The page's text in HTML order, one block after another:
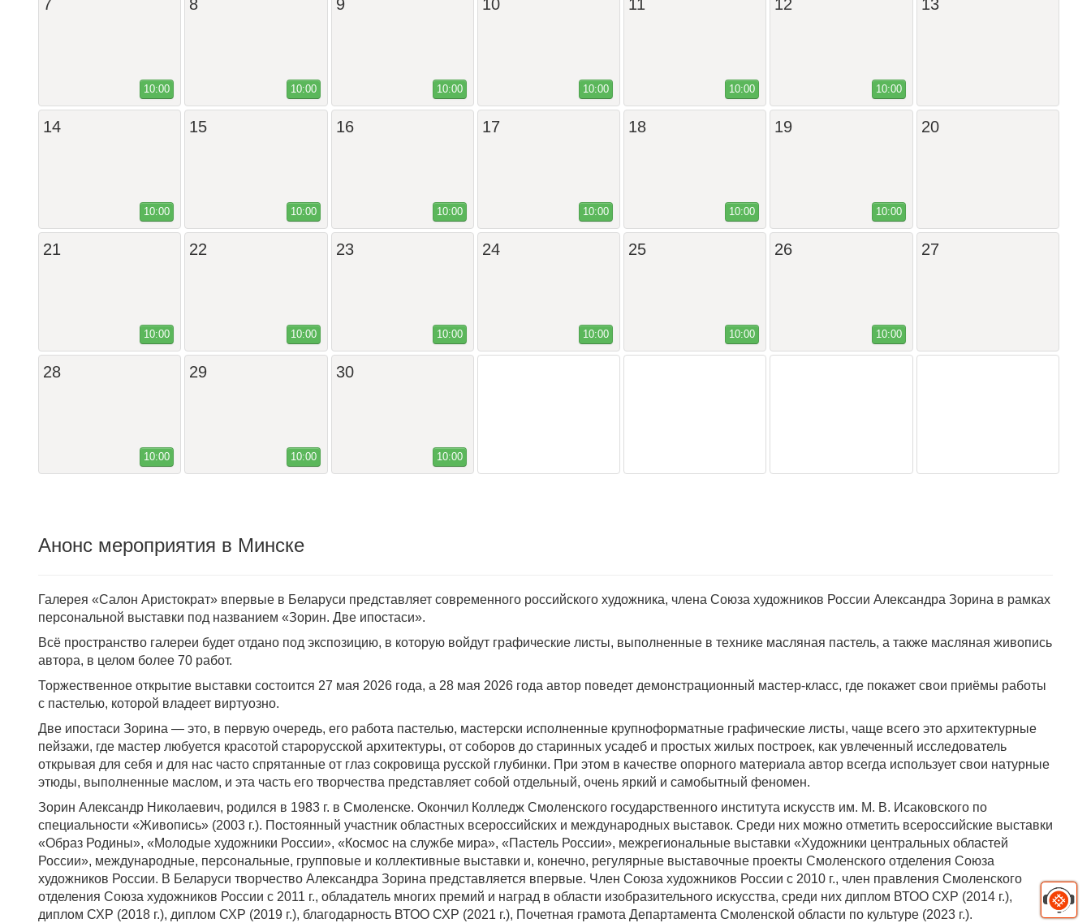
7
10:00
8
10:00
9
10:00
10
10:00
11
10:00
12
10:00
13
14
10:00
15
10:00
16
10:00
17
10:00
18
10:00
19
10:00
20
21
10:00
22
10:00
23
10:00
24
10:00
25
10:00
26
10:00
27
28
10:00
29
10:00
30
10:00
Анонс мероприятия в Минске
Галерея «Салон Аристократ» впервые в Беларуси представляет современного российского художника, члена Союза художников России Александра Зорина в рамках
персональной выставки под названием «Зорин. Две ипостаси».
Всё пространство галереи будет отдано под экспозицию, в которую войдут графические листы, выполненные в технике масляная пастель, а также масляная живопись
автора, в целом более 70 работ.
Торжественное открытие выставки состоится 27 мая 2026 года, а 28 мая 2026 года автор поведет демонстрационный мастер-класс, где покажет свои приёмы работы
с пастелью, которой владеет виртуозно.
Две ипостаси Зорина — это, в первую очередь, его работа пастелью, мастерски исполненные крупноформатные графические листы, чаще всего это архитектурные
пейзажи, где мастер любуется красотой старорусской архитектуры, от соборов до старинных усадеб и простых жилых построек, как увлеченный исследователь
открывая для себя и для нас часто спрятанные от глаз сокровища русской глубинки. При этом в качестве опорного материала автор всегда использует свои натурные
этюды, выполненные маслом, и эта часть его творчества представляет собой отдельный, очень яркий и самобытный феномен.
Зорин Александр Николаевич, родился в 1983 г. в Смоленске. Окончил Колледж Смоленского государственного института искусств им. М. В. Исаковского по
специальности «Живопись» (2003 г.). Постоянный участник областных всероссийских и международных выставок. Среди них можно отметить всероссийские выставки
«Образ Родины», «Молодые художники России», «Космос на службе мира», «Пастель России», межрегиональные выставки «Художники центральных областей
России», международные, персональные, групповые и коллективные выставки и, конечно, регулярные выставочные проекты Смоленского отделения Союза
художников России. В Беларуси творчество Александра Зорина представляется впервые. Член Союза художников России с 2010 г., член правления Смоленского
отделения Союза художников России с 2011 г., обладатель многих премий и наград в области изобразительного искусства, среди них диплом ВТОО СХР (2014 г.),
диплом СХР (2018 г.), диплом СХР (2019 г.), благодарность ВТОО СХР (2021 г.), Почетная грамота Департамента Смоленской области по культуре (2023 г.).